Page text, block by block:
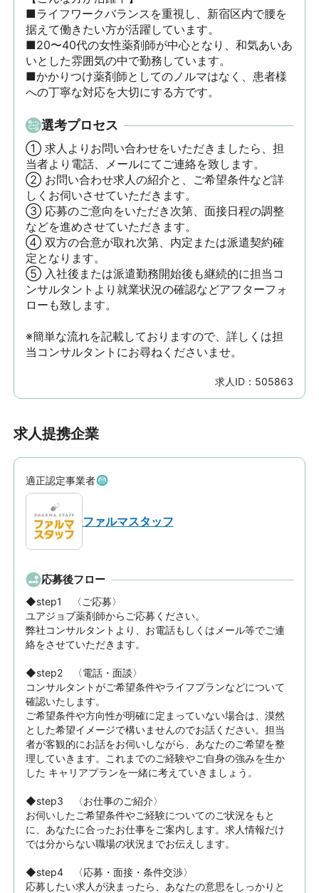
■ライフワークバランスを重視し、新宿区内で腰を
据えて働きたい方が活躍しています。
■20〜40代の女性薬剤師が中心となり、和気あいあ
いとした雰囲気の中で勤務しています。
■かかりつけ薬剤師としてのノルマはなく、患者様
への丁寧な対応を大切にする方です。
選考プロセス
① 求人よりお問い合わせをいただきましたら、担
当者より電話、メールにてご連絡を致します。
② お問い合わせ求人の紹介と、ご希望条件など詳
しくお伺いさせていただきます。
③ 応募のご意向をいただき次第、面接日程の調整
などを進めさせていただきます。
④ 双方の合意が取れ次第、内定または派遣契約確
定となります。
⑤ 入社後または派遣勤務開始後も継続的に担当コ
ンサルタントより就業状況の確認などアフターフォ
ローも致します。
※簡単な流れを記載しておりますので、詳しくは担
当コンサルタントにお尋ねくださいませ。
求人ID： 505863
求人提携企業
適正認定事業者
ファルマスタッフ
応募後フロー
◆step1　〈ご応募〉
ユアジョブ薬剤師からご応募ください。
弊社コンサルタントより、お電話もしくはメール等でご連
絡をさせていただきます。
◆step2　〈電話・面談〉
コンサルタントがご希望条件やライフプランなどについて
確認いたします。
ご希望条件や方向性が明確に定まっていない場合は、漠然
とした希望イメージで構いませんのでお話ください。担当
者が客観的にお話をお伺いしながら、あなたのご希望を整
理していきます。これまでのご経験やご自身の強みを生か
した キャリアプランを一緒に考えていきましょう。
◆step3　〈お仕事のご紹介〉
お伺いしたご希望条件やご経験についてのご状況をもと
に、あなたに合ったお仕事をご案内します。求人情報だけ
では分からない職場の状況までお伝えします。
◆step4　〈応募・面接・条件交渉〉
応募したい求人が決まったら、あなたの意思をしっかりと